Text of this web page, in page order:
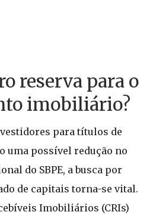
reserva para o
imobiliário?
para títulos de
uma possível redução no
do SBPE, a busca por
de capitais torna-se vital.
Imobiliários (CRIs)